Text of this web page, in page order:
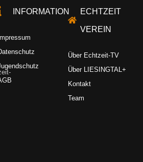
INFORMATION
Impressum
ECHTZEIT
VEREIN
Über Echtzeit-TV
Über LIESINGTAL+
Kontakt
Team